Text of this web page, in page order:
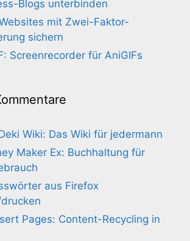
Blogs unterbinden
mit Zwei-Faktor-
sichern
Screenrecorder für AniGIFs
Wiki: Das Wiki für jedermann
Maker Ex: Buchhaltung für
aus Firefox
Pages: Content-Recycling in